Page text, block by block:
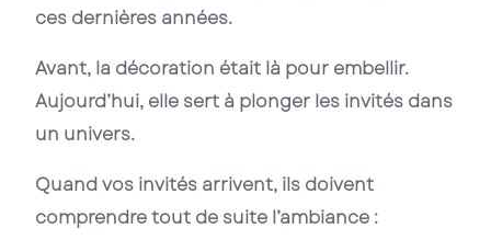
ces dernières années.
Avant, la décoration était là pour embellir.
Aujourd’hui, elle sert à plonger les invités dans
un univers.
Quand vos invités arrivent, ils doivent
comprendre tout de suite l’ambiance :